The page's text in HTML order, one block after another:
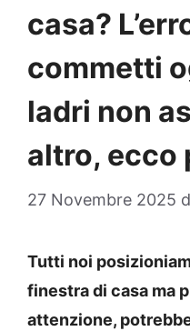
casa?
commetti
ladri non
altro, ecco
27 Novembre 2025
Tutti noi
finestra di casa ma
attenzione,